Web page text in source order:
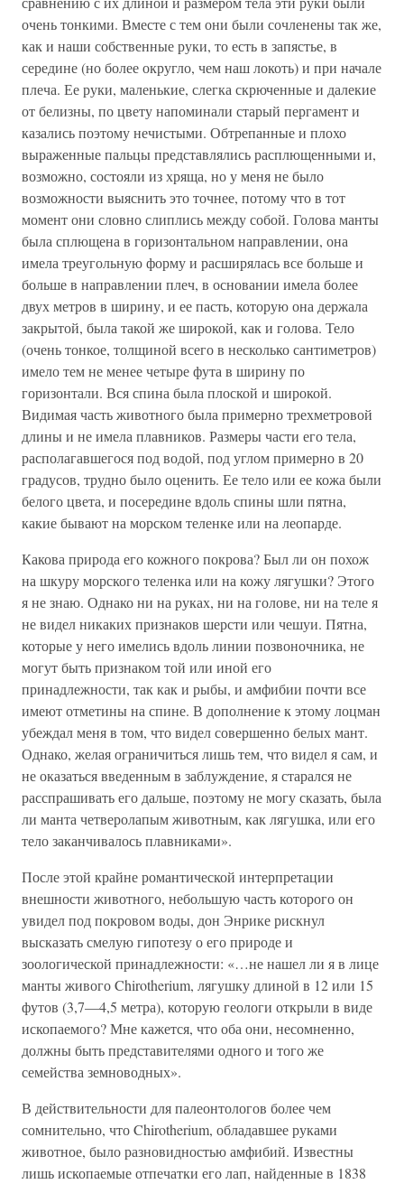
очень тонкими. Вместе с тем они были сочленены так же,
как и наши собственные руки, то есть в запястье, в
середине (но более округло, чем наш локоть) и при начале
плеча. Ее руки, маленькие, слегка скрюченные и далекие
от белизны, по цвету напоминали старый пергамент и
казались поэтому нечистыми. Обтрепанные и плохо
выраженные пальцы представлялись расплющенными и,
возможно, состояли из хряща, но у меня не было
возможности выяснить это точнее, потому что в тот
момент они словно слиплись между собой. Голова манты
была сплющена в горизонтальном направлении, она
имела треугольную форму и расширялась все больше и
больше в направлении плеч, в основании имела более
двух метров в ширину, и ее пасть, которую она держала
закрытой, была такой же широкой, как и голова. Тело
(очень тонкое, толщиной всего в несколько сантиметров)
имело тем не менее четыре фута в ширину по
горизонтали. Вся спина была плоской и широкой.
Видимая часть животного была примерно трехметровой
длины и не имела плавников. Размеры части его тела,
располагавшегося под водой, под углом примерно в 20
градусов, трудно было оценить. Ее тело или ее кожа были
белого цвета, и посередине вдоль спины шли пятна,
какие бывают на морском теленке или на леопарде.
Какова природа его кожного покрова? Был ли он похож
на шкуру морского теленка или на кожу лягушки? Этого
я не знаю. Однако ни на руках, ни на голове, ни на теле я
не видел никаких признаков шерсти или чешуи. Пятна,
которые у него имелись вдоль линии позвоночника, не
могут быть признаком той или иной его
принадлежности, так как и рыбы, и амфибии почти все
имеют отметины на спине. В дополнение к этому лоцман
убеждал меня в том, что видел совершенно белых мант.
Однако, желая ограничиться лишь тем, что видел я сам, и
не оказаться введенным в заблуждение, я старался не
расспрашивать его дальше, поэтому не могу сказать, была
ли манта четверолапым животным, как лягушка, или его
тело заканчивалось плавниками».
После этой крайне романтической интерпретации
внешности животного, небольшую часть которого он
увидел под покровом воды, дон Энрике рискнул
высказать смелую гипотезу о его природе и
зоологической принадлежности: «…не нашел ли я в лице
манты живого Chirotherium, лягушку длиной в 12 или 15
футов (3,7—4,5 метра), которую геологи открыли в виде
ископаемого? Мне кажется, что оба они, несомненно,
должны быть представителями одного и того же
семейства земноводных».
В действительности для палеонтологов более чем
сомнительно, что Chirotherium, обладавшее руками
животное, было разновидностью амфибий. Известны
лишь ископаемые отпечатки его лап, найденные в 1838